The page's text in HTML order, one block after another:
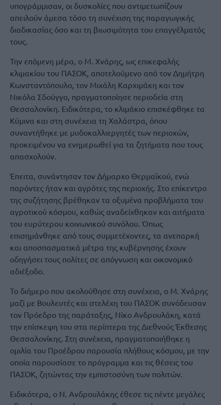
υπογράμμισαν, οι δυσκολίες που αντιμετωπίζουν
απειλούν άμεσα τόσο τη συνέχιση της παραγωγικής
διαδικασίας όσο και τη βιωσιμότητα του επαγγέλματός
τους.
Την επόμενη μέρα, ο Μ. Χνάρης, ως επικεφαλής
κλιμακίου του ΠΑΣΟΚ, αποτελούμενο από τον Δημήτρη
Κωνσταντόπουλο, τον Μιχάλη Καρχιμάκη και τον
Νικόλα Σδούγγο, πραγματοποίησε περιοδεία στη
Θεσσαλονίκη. Ειδικότερα, το κλιμάκιο επισκέφθηκε τα
Κύμινα και στη συνέχεια τη Χαλάστρα, όπου
συναντήθηκε με μυδοκαλλιεργητές των περιοχών,
προκειμένου να ενημερωθεί για τα ζητήματα που τους
απασχολούν.
Έπειτα, συνάντησαν τον Δήμαρχο Θερμαϊκού, ενώ
παρόντες ήταν και αγρότες της περιοχής. Στο επίκεντρο
της συζήτησης βρέθηκαν τα οξυμένα προβλήματα του
αγροτικού κόσμου, καθώς αναδείχθηκαν και αιτήματα
του ευρύτερου κοινωνικού συνόλου. Όπως
επισημάνθηκε από τους συμμετέχοντες, τα ανεπαρκή
και αποσπασματικά μέτρα της κυβέρνησης έχουν
οδηγήσει τους πολίτες σε απόγνωση και οικονομικό
αδιέξοδο.
Το διήμερο που ακολούθησε στη συνέχεια, ο Μ. Χνάρης
μαζί με Βουλευτές και στελέχη του ΠΑΣΟΚ συνόδευσαν
τον Πρόεδρο της παράταξης, Νίκο Ανδρουλάκη, κατά
την επίσκεψη του στα περίπτερα της Διεθνούς Έκθεσης
Θεσσαλονίκης. Στη συνέχεια, πραγματοποιήθηκε η
ομιλία του Προέδρου παρουσία πλήθους κόσμου, με την
οποία παρουσίασε το πρόγραμμα και τις θέσεις του
ΠΑΣΟΚ, ζητώντας την εμπιστοσύνη των πολιτών.
Ειδικότερα, ο Ν. Ανδρουλάκης έθεσε τις πέντε μεγάλες